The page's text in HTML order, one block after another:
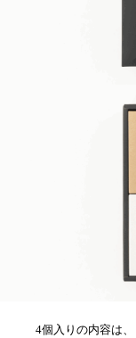
4個入りの内容は、